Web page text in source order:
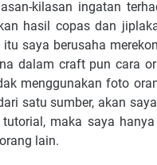
kilasan ingatan
hasil copas dan
itu saya berusaha
dalam craft pun cara
menggunakan foto
satu sumber, akan
tutorial, maka saya
lain.